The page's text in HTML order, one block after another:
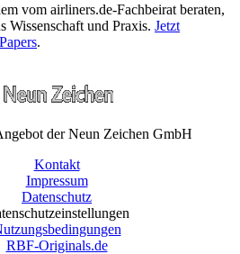
vom airliners.de-Fachbeirat beraten,
Wissenschaft und Praxis. Jetzt
.
der Neun Zeichen GmbH
Kontakt
Impressum
Datenschutz
RBF-Originals.de